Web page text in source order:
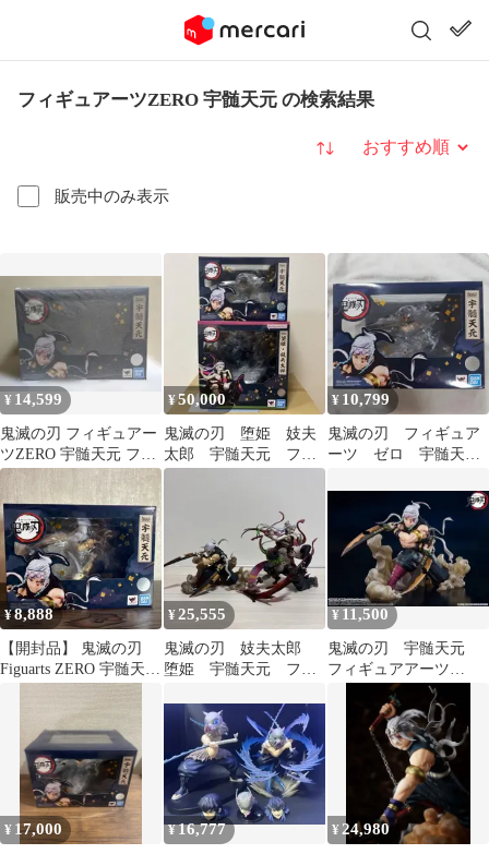
フィギュアーツZERO 宇髄天元 の検索結果
販売中のみ表示
並び替え
¥ 14,599
鬼滅の刃 フィギュアー
ツZERO 宇髄天元 フィ
ギュア 新品未開封品
¥50,000
鬼滅の刃 堕姫 妓夫
太郎 宇髄天元 フィ
ギュアーツZERO フィ
¥ 10,799
鬼滅の刃 フィギュア
ーツ ゼロ 宇髄天
¥8,888
【開封品】 鬼滅の刃
Figuarts ZERO 宇髄天元
¥25,555
鬼滅の刃 妓夫太郎
堕姫 宇髄天元 フィ
¥ 11,500
鬼滅の刃 宇髄天元
フィギュアアーツ
¥ 17,000 ¥16,777 ¥24,980